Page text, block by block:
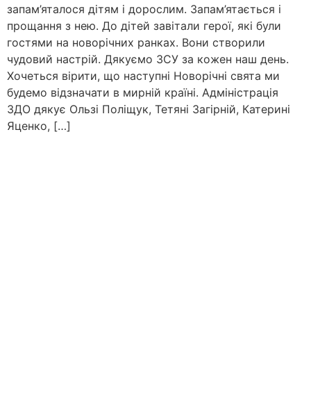
запам’яталося дітям і дорослим. Запам’ятається і
прощання з нею. До дітей завітали герої, які були
гостями на новорічних ранках. Вони створили
чудовий настрій. Дякуємо ЗСУ за кожен наш день.
Хочеться вірити, що наступні Новорічні свята ми
будемо відзначати в мирній країні. Адміністрація
ЗДО дякує Ользі Поліщук, Тетяні Загірній, Катерині
Яценко, […]